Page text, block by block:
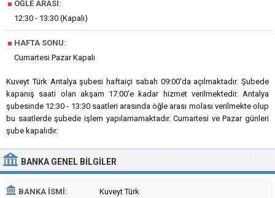
■ ÖĞLE ARASI:
12:30 - 13:30 (Kapalı)
■ HAFTA SONU:
Cumartesi Pazar Kapalı
Kuveyt Türk Antalya şubesi haftaiçi sabah 09:00'da açılmaktadır. Şubede
kapanış saati olan akşam 17:00'e kadar hizmet verilmektedir. Antalya
şubesinde 12:30 - 13:30 saatleri arasında öğle arası molası verilmekte olup
bu saatlerde şubede işlem yapılamamaktadır. Cumartesi ve Pazar günleri
şube kapalıdır.
BANKA GENEL BILGILER
BANKA İSMI: Kuveyt Türk